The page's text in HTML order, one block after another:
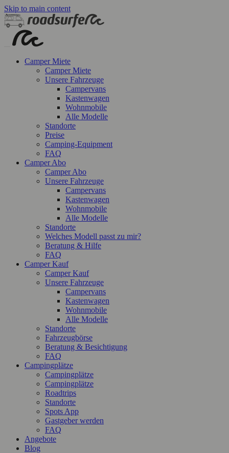
Skip to main content
Camper Miete
Camper Miete
Unsere Fahrzeuge
Campervans
Kastenwagen
Wohnmobile
Alle Modelle
Standorte
Preise
Camping-Equipment
FAQ
Camper Abo
Camper Abo
Unsere Fahrzeuge
Campervans
Kastenwagen
Wohnmobile
Alle Modelle
Standorte
Welches Modell passt zu mir?
Beratung & Hilfe
FAQ
Camper Kauf
Camper Kauf
Unsere Fahrzeuge
Campervans
Kastenwagen
Wohnmobile
Alle Modelle
Standorte
Fahrzeugbörse
Beratung & Besichtigung
FAQ
Campingplätze
Campingplätze
Campingplätze
Roadtrips
Standorte
Spots App
Gastgeber werden
FAQ
Angebote
Blog